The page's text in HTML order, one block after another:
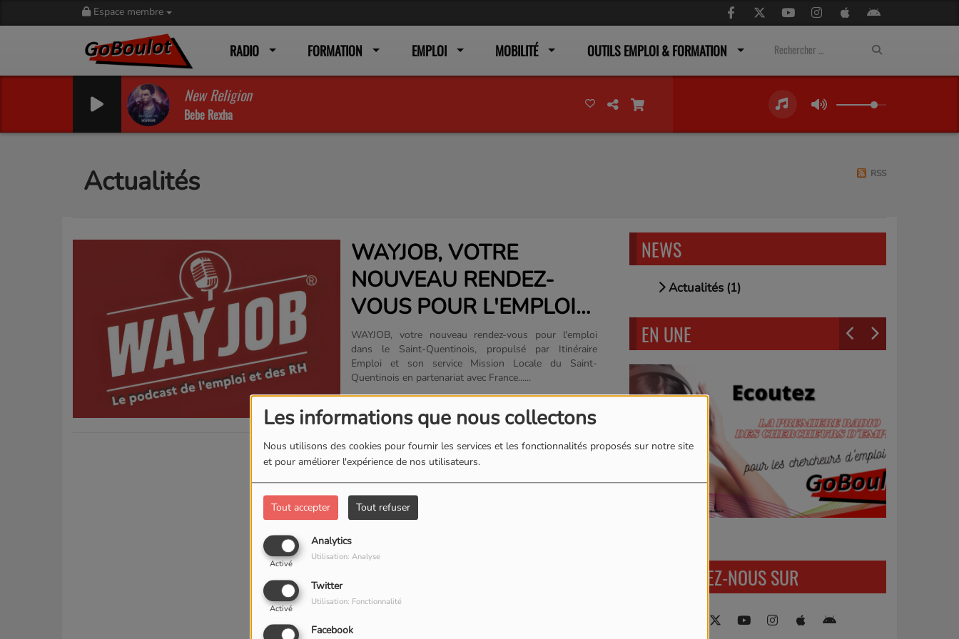
Les informations que nous collectons
Nous utilisons des cookies pour fournir les services et les fonctionnalités proposés sur notre site
et pour améliorer l'expérience de nos utilisateurs.
Tout accepter Tout refuser
Analytics
Activé
Utilisation: Analyse
Twitter
Activé
Utilisation: Fonctionnalité
Facebook
Espace membre
RADIO FORMATION EMPLOI MOBILITÉ OUTILS EMPLOI & FORMATION
New Religion
Bebe Rexha
Actualités RSS
WAYJOB, VOTRE
NOUVEAU RENDEZ-
VOUS POUR L'EMPLOI
DANS LE SAINT-
QUENTINOIS !
WAYJOB, votre nouveau rendez-vous pour l'emploi
dans le Saint-Quentinois, propulsé par Itinéraire
Emploi et son service Mission Locale du Saint-
Quentinois en partenariat avec France......
NEWS
Actualités (1)
EN UNE
RETROUVEZ-NOUS SUR